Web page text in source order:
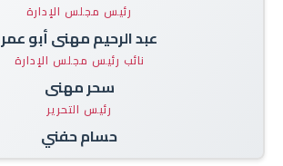
رئيس مجلس الإدارة
عبد الرحيم مهنى أبو عمر
نائب رئيس مجلس الإدارة
سحر مهنى
رئيس التحرير
حسام حفني